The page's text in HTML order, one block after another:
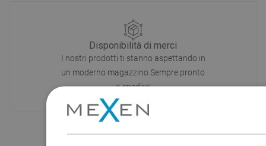
Disponibilità di merci
I nostri prodotti ti stanno aspettando in
un moderno magazzino.Sempre pronto
a spedire!